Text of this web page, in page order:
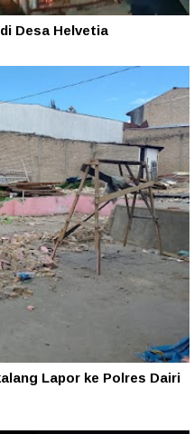
Desa Helvetia
Lapor ke Polres Dairi